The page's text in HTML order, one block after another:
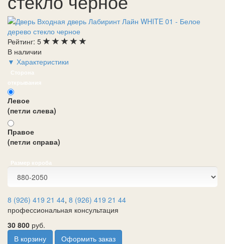
Рейтинг: 5
В наличии
▼ Характеристики
Сторона
открывания
Левое
(петли слева)
Правое
(петли справа)
Размер короба
8 (926) 419 21 44, 8 (926) 419 21 44
профессиональная консультация
30 800 руб.
В корзину
Оформить заказ